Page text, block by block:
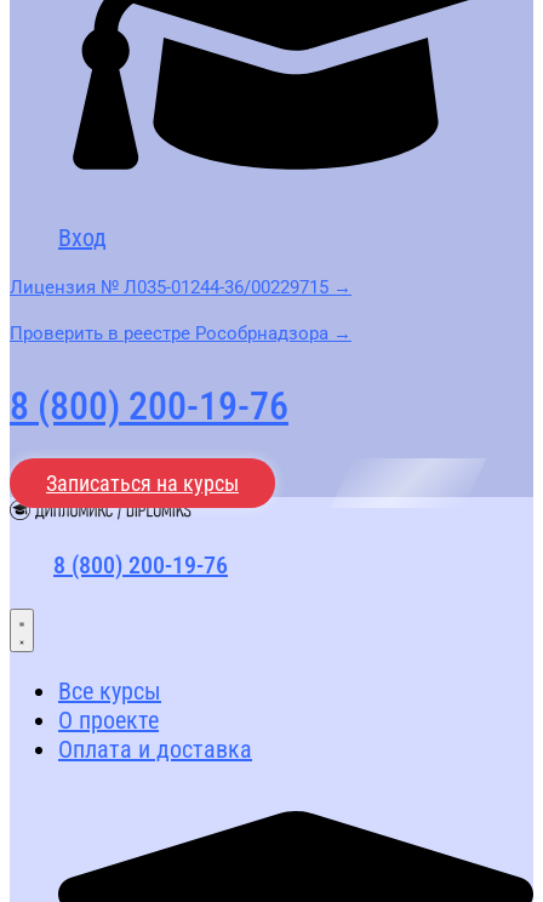
Вход
Лицензия № Л035-01244-36/00229715 →
Проверить в реестре Рособрнадзора →
8 (800) 200-19-76
Записаться на курсы
8 (800) 200-19-76
Все курсы
О проекте
Оплата и доставка